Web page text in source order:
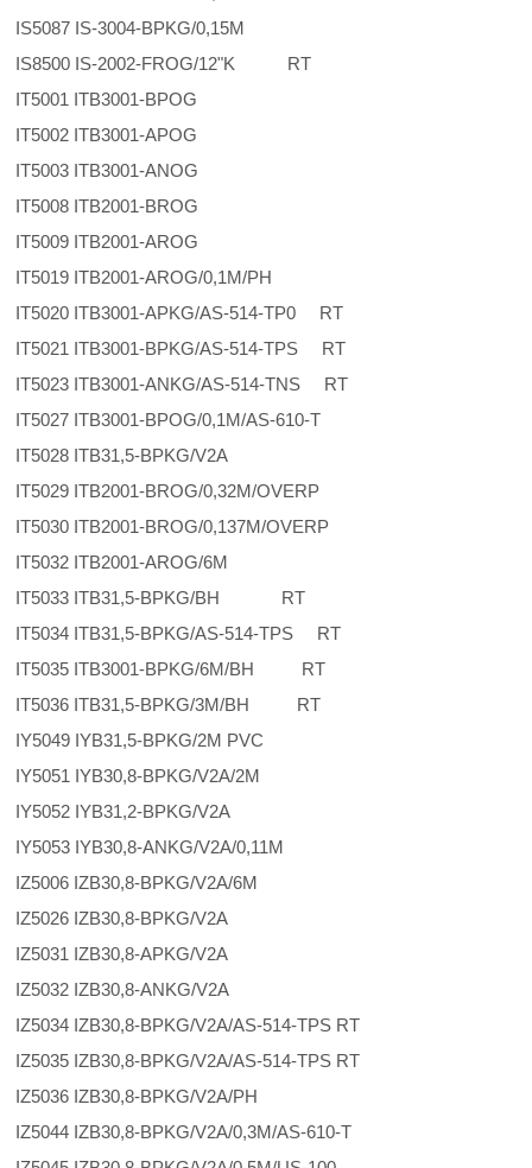
IS5087 IS-3004-BPKG/0,15M
IS8500 IS-2002-FROG/12"K RT
IT5001 ITB3001-BPOG
IT5002 ITB3001-APOG
IT5003 ITB3001-ANOG
IT5008 ITB2001-BROG
IT5009 ITB2001-AROG
IT5019 ITB2001-AROG/0,1M/PH
IT5020 ITB3001-APKG/AS-514-TP0 RT
IT5021 ITB3001-BPKG/AS-514-TPS RT
IT5023 ITB3001-ANKG/AS-514-TNS RT
IT5027 ITB3001-BPOG/0,1M/AS-610-T
IT5028 ITB31,5-BPKG/V2A
IT5029 ITB2001-BROG/0,32M/OVERP
IT5030 ITB2001-BROG/0,137M/OVERP
IT5032 ITB2001-AROG/6M
IT5033 ITB31,5-BPKG/BH RT
IT5034 ITB31,5-BPKG/AS-514-TPS RT
IT5035 ITB3001-BPKG/6M/BH RT
IT5036 ITB31,5-BPKG/3M/BH RT
IY5049 IYB31,5-BPKG/2M PVC
IY5051 IYB30,8-BPKG/V2A/2M
IY5052 IYB31,2-BPKG/V2A
IY5053 IYB30,8-ANKG/V2A/0,11M
IZ5006 IZB30,8-BPKG/V2A/6M
IZ5026 IZB30,8-BPKG/V2A
IZ5031 IZB30,8-APKG/V2A
IZ5032 IZB30,8-ANKG/V2A
IZ5034 IZB30,8-BPKG/V2A/AS-514-TPS RT
IZ5035 IZB30,8-BPKG/V2A/AS-514-TPS RT
IZ5036 IZB30,8-BPKG/V2A/PH
IZ5044 IZB30,8-BPKG/V2A/0,3M/AS-610-T